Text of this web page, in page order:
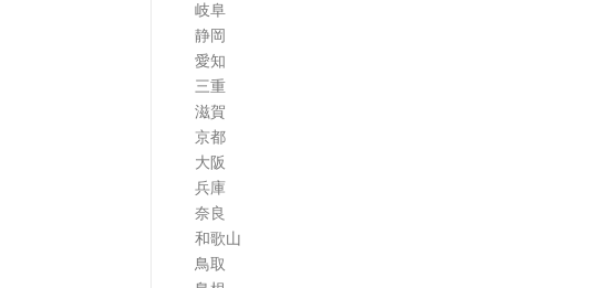
岐阜
静岡
愛知
三重
滋賀
京都
大阪
兵庫
奈良
和歌山
鳥取